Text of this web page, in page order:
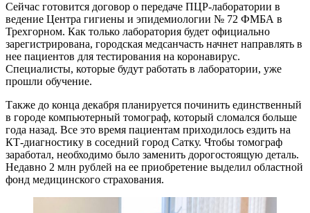
Сейчас готовится договор о передаче ПЦР-лаборатории в
ведение Центра гигиены и эпидемиологии № 72 ФМБА в
Трехгорном. Как только лаборатория будет официально
зарегистрирована, городская медсанчасть начнет направлять в
нее пациентов для тестирования на коронавирус.
Специалисты, которые будут работать в лаборатории, уже
прошли обучение.
Также до конца декабря планируется починить единственный
в городе компьютерный томограф, который сломался больше
года назад. Все это время пациентам приходилось ездить на
КТ-диагностику в соседний город Сатку. Чтобы томограф
заработал, необходимо было заменить дорогостоящую деталь.
Недавно 2 млн рублей на ее приобретение выделил областной
фонд медицинского страхования.